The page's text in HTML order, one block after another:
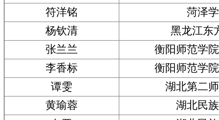
符洋铭
菏泽
杨钦清
黑龙江东
张兰兰
衡阳师范学
李香标
衡阳师范学
谭雯
湖北第二
黄瑜蓉
湖北民